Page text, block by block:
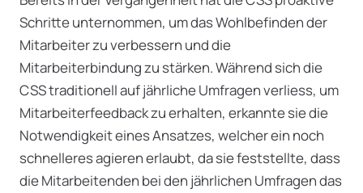
Schritte unternommen, um das Wohlbefinden der
Mitarbeiter zu verbessern und die
Mitarbeiterbindung zu stärken. Während sich die
CSS traditionell auf jährliche Umfragen verliess, um
Mitarbeiterfeedback zu erhalten, erkannte sie die
Notwendigkeit eines Ansatzes, welcher ein noch
schnelleres agieren erlaubt, da sie feststellte, dass
die Mitarbeitenden bei den jährlichen Umfragen das